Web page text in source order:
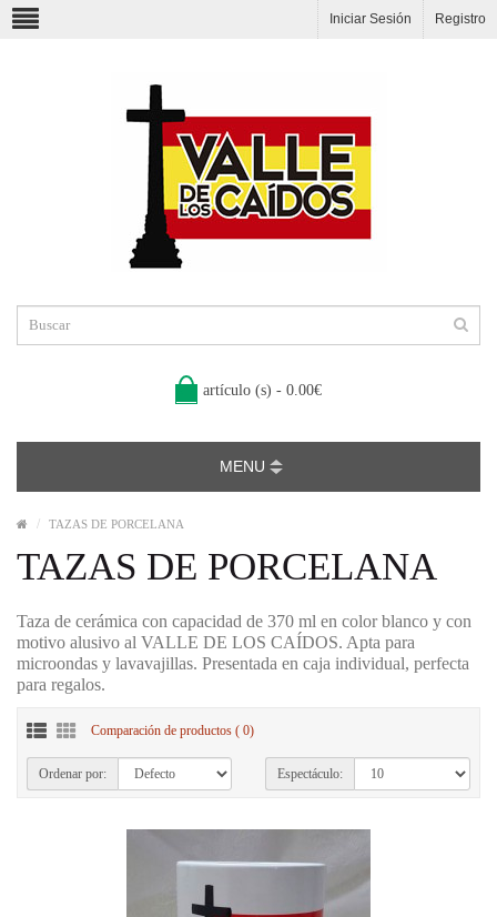
Iniciar Sesión Registro
artículo (s) - 0.00€
MENU
TAZAS DE PORCELANA
TAZAS DE PORCELANA
Taza de cerámica con capacidad de 370 ml en color blanco y con
motivo alusivo al VALLE DE LOS CAÍDOS. Apta para
microondas y lavavajillas. Presentada en caja individual, perfecta
para regalos.
Comparación de productos ( 0)
Ordenar por: Espectáculo: